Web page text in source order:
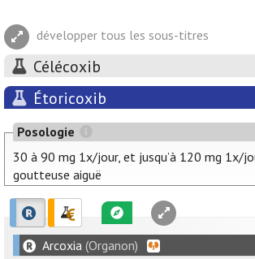
développer tous les sous-titres
Célécoxib
Étoricoxib
Posologie
30 à 90 mg 1x/jour, et jusqu’à 120 mg 1x/
goutteuse aiguë
Arcoxia (Organon)